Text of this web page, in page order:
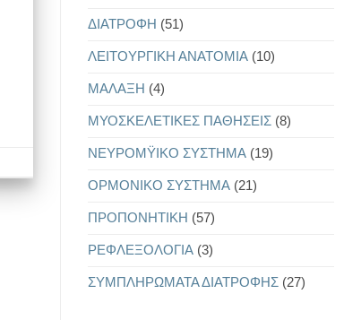
ΔΙΑΤΡΟΦΗ (51)
ΛΕΙΤΟΥΡΓΙΚΗ ΑΝΑΤΟΜΙΑ (10)
ΜΑΛΑΞΗ (4)
ΜΥΟΣΚΕΛΕΤΙΚΕΣ ΠΑΘΗΣΕΙΣ (8)
ΝΕΥΡΟΜΫΙΚΟ ΣΥΣΤΗΜΑ (19)
ΟΡΜΟΝΙΚΟ ΣΥΣΤΗΜΑ (21)
ΠΡΟΠΟΝΗΤΙΚΗ (57)
ΡΕΦΛΕΞΟΛΟΓΙΑ (3)
ΣΥΜΠΛΗΡΩΜΑΤΑ ΔΙΑΤΡΟΦΗΣ (27)